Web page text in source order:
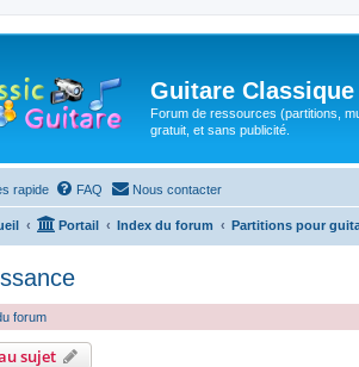
Guitare Classique
Forum de ressources (partitions,
gratuit, et sans publicité.
rapide FAQ Nous contacter
Portail Index du forum Partitions pour
forum
sujet